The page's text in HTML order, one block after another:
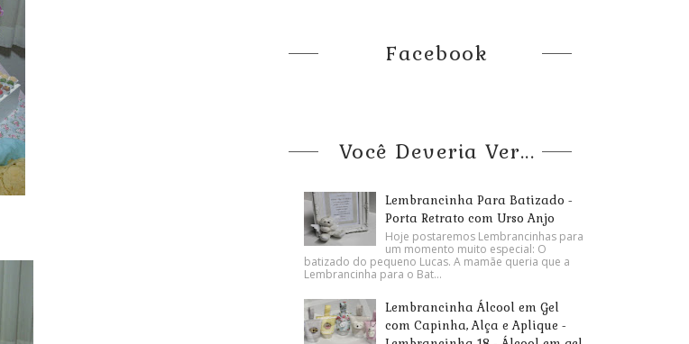
Facebook
Você Deveria Ver...
Lembrancinha Para Batizado -
Porta Retrato com Urso Anjo
Hoje postaremos Lembrancinhas para
um momento muito especial: O
batizado do pequeno Lucas. A mamãe queria que a
Lembrancinha para o Bat...
Lembrancinha Álcool em Gel
com Capinha, Alça e Aplique -